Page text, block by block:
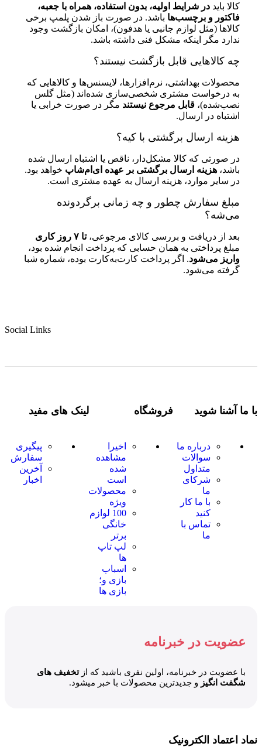
کالا باید در شرایط اولیه، بدون استفاده، همراه با جعبه،
فاکتور و برچسب‌ها باشد. در صورت باز شدن پلمپ برخی
کالاها (مثل لوازم جانبی یا هدفون)، امکان بازگشت وجود
ندارد مگر اینکه مشکل فنی داشته باشد.
چه کالاهایی قابل بازگشت نیستند؟
محصولات بهداشتی، نرم‌افزارها، لایسنس‌ها و کالاهایی که
به درخواست مشتری شخصی‌سازی شده‌اند (مثل گلس
نصب‌شده)، قابل مرجوع نیستند مگر در صورت خرابی یا
اشتباه در ارسال.
هزینه ارسال برگشتی با کیه؟
در صورتی که کالا مشکل‌دار، ناقص یا اشتباه ارسال شده
باشد، هزینه ارسال برگشتی بر عهده ای‌ام‌شاپ خواهد بود.
در سایر موارد، هزینه ارسال به عهده مشتری است.
مبلغ سفارش چطور و چه زمانی برگردونده
می‌شه؟
بعد از دریافت و بررسی کالای مرجوعی،تا ۷ روز کاری
مبلغ پرداختی به همان حسابی که پرداخت انجام شده بود،
واریز می‌شود. اگر پرداخت کارت‌به‌کارت بوده، شماره شبا
گرفته می‌شود.
Social Links
با ما آشنا شوید
درباره ما
سوالات
متداول
شرکای
ما
با ما کار
کنید
تماس با
ما
فروشگاه
اخیرا
مشاهده
شده
است
محصولات
ویژه
100 لوازم
خانگی
برتر
لپ تاپ
ها
اسباب
بازی و؛
بازی ها
لینک های مفید
پیگیری
سفارش
آخرین
اخبار
عضویت در خبرنامه
با عضویت در خبرنامه، اولین نفری باشید که ازتخفیف های
شگفت انگیز و جدیدترین محصولات با خبر میشود.
نماد اعتماد الکترونیک